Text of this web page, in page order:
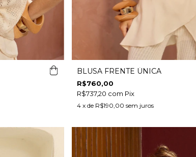
BLUSA FRENTE ÚNICA
R$760,00
R$737,20 com Pix
4 x de R$190,00 sem juros